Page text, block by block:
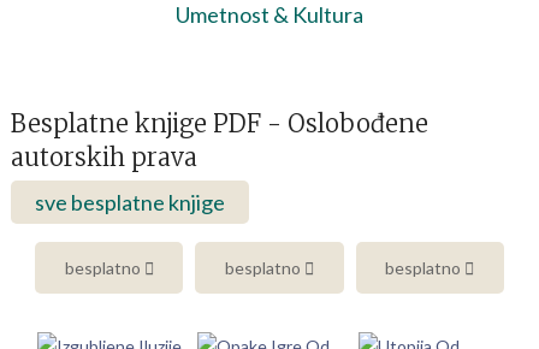
Umetnost & Kultura
Besplatne knjige PDF - Oslobođene
autorskih prava
sve besplatne knjige
besplatno besplatno besplatno